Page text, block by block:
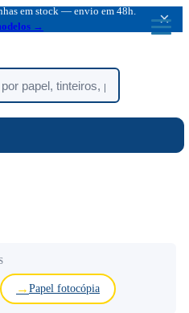
em stock — envio em 48h.
→
×
Papel fotocópia